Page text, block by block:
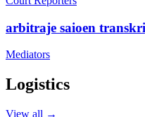
arbitraje saioen
Mediators
Logistics
View all →